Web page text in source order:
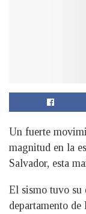
Un fuerte
magnitud en la
Salvador, esta
El sismo tuvo su
departamento